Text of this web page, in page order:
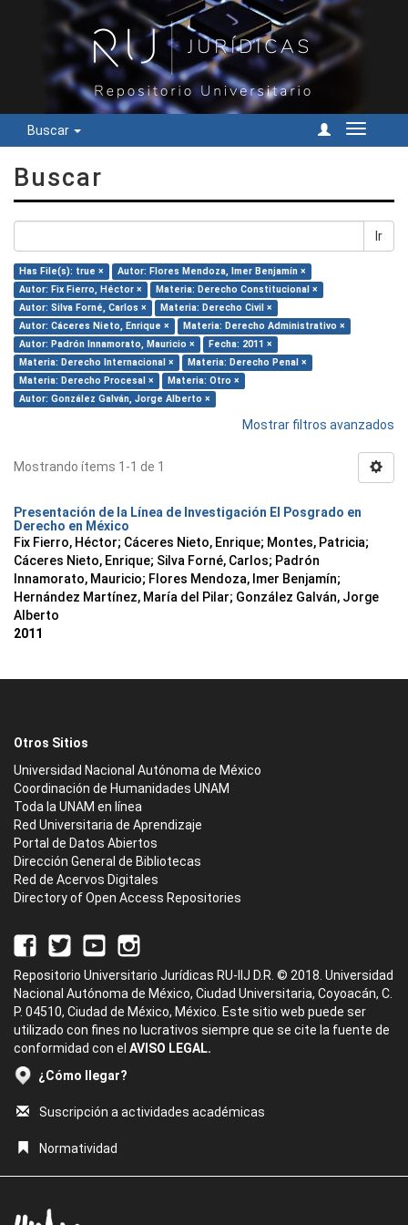
Buscar
Cambiar
Buscar
Ir
Has File(s): true ×
Autor: Flores Mendoza, Imer Benjamín ×
Autor: Fix Fierro, Héctor ×
Materia: Derecho Constitucional ×
Autor: Silva Forné, Carlos ×
Materia: Derecho Civil ×
Autor: Cáceres Nieto, Enrique ×
Materia: Derecho Administrativo ×
Autor: Padrón Innamorato, Mauricio ×
Fecha: 2011 ×
Materia: Derecho Internacional ×
Materia: Derecho Penal ×
Materia: Derecho Procesal ×
Materia: Otro ×
Autor: González Galván, Jorge Alberto ×
Mostrar filtros avanzados
Mostrando ítems 1-1 de 1
Presentación de la Línea de Investigación El Posgrado en
Derecho en México
Fix Fierro, Héctor; Cáceres Nieto, Enrique; Montes, Patricia;
Cáceres Nieto, Enrique; Silva Forné, Carlos; Padrón
Innamorato, Mauricio; Flores Mendoza, Imer Benjamín;
Hernández Martínez, María del Pilar; González Galván, Jorge
Alberto
2011
Otros Sitios
Universidad Nacional Autónoma de México
Coordinación de Humanidades UNAM
Toda la UNAM en línea
Red Universitaria de Aprendizaje
Portal de Datos Abiertos
Dirección General de Bibliotecas
Red de Acervos Digitales
Directory of Open Access Repositories
Repositorio Universitario Jurídicas RU-IIJ D.R. © 2018. Universidad
Nacional Autónoma de México, Ciudad Universitaria, Coyoacán, C.
P. 04510, Ciudad de México, México. Este sitio web puede ser
utilizado con fines no lucrativos siempre que se cite la fuente de
conformidad con el AVISO LEGAL.
¿Cómo llegar?
Suscripción a actividades académicas
Normatividad